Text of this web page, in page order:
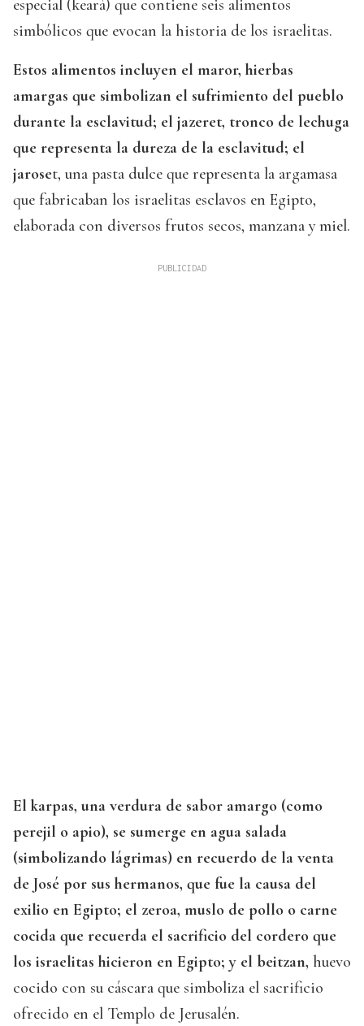
especial (keará) que contiene seis alimentos
simbólicos que evocan la historia de los israelitas.
Estos alimentos incluyen el maror, hierbas
amargas que simbolizan el sufrimiento del pueblo
durante la esclavitud; el jazeret, tronco de lechuga
que representa la dureza de la esclavitud; el
jaroset, una pasta dulce que representa la argamasa
que fabricaban los israelitas esclavos en Egipto,
elaborada con diversos frutos secos, manzana y miel.
El karpas, una verdura de sabor amargo (como
perejil o apio), se sumerge en agua salada
(simbolizando lágrimas) en recuerdo de la venta
de José por sus hermanos, que fue la causa del
exilio en Egipto; el zeroa, muslo de pollo o carne
cocida que recuerda el sacrificio del cordero que
los israelitas hicieron en Egipto; y el beitzan, huevo
cocido con su cáscara que simboliza el sacrificio
ofrecido en el Templo de Jerusalén.